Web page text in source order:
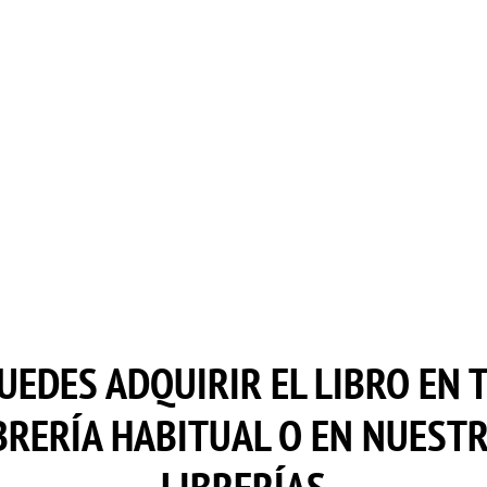
ADQUIRIR EL LIBRO EN
HABITUAL O EN